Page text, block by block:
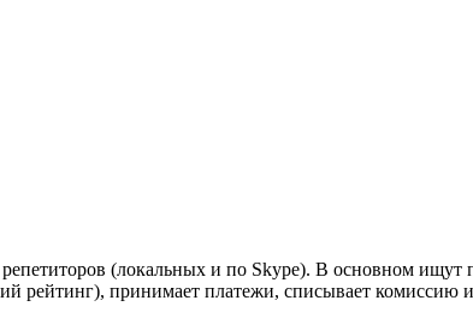
(локальных и по Skype). В основном ищут
рейтинг), принимает платежи, списывает комиссию